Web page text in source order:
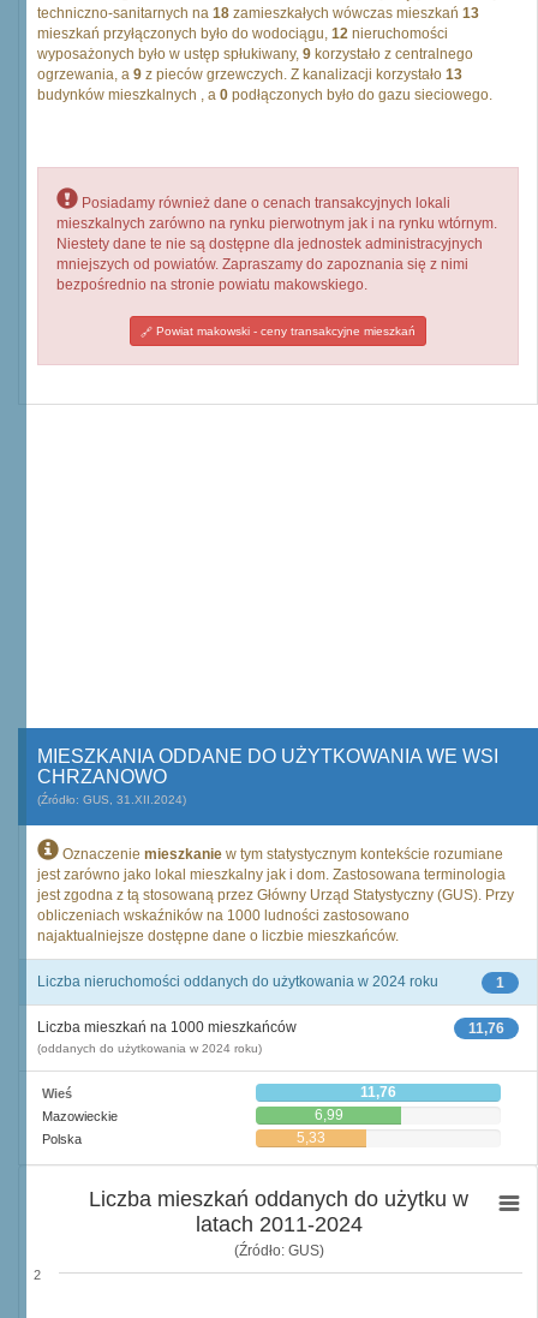
techniczno-sanitarnych na 18 zamieszkałych wówczas mieszkań 13
mieszkań przyłączonych było do wodociągu, 12 nieruchomości
wyposażonych było w ustęp spłukiwany, 9 korzystało z centralnego
ogrzewania, a 9 z pieców grzewczych. Z kanalizacji korzystało 13
budynków mieszkalnych , a 0 podłączonych było do gazu sieciowego.
Posiadamy również dane o cenach transakcyjnych lokali
mieszkalnych zarówno na rynku pierwotnym jak i na rynku wtórnym.
Niestety dane te nie są dostępne dla jednostek administracyjnych
mniejszych od powiatów. Zapraszamy do zapoznania się z nimi
bezpośrednio na stronie powiatu makowskiego.
Powiat makowski - ceny transakcyjne mieszkań
MIESZKANIA ODDANE DO UŻYTKOWANIA WE WSI
CHRZANOWO
(Źródło: GUS, 31.XII.2024)
Oznaczenie mieszkanie w tym statystycznym kontekście rozumiane
jest zarówno jako lokal mieszkalny jak i dom. Zastosowana terminologia
jest zgodna z tą stosowaną przez Główny Urząd Statystyczny (GUS). Przy
obliczeniach wskaźników na 1000 ludności zastosowano
najaktualniejsze dostępne dane o liczbie mieszkańców.
1
Liczba nieruchomości oddanych do użytkowania w 2024 roku
11,76
Liczba mieszkań na 1000 mieszkańców
(oddanych do użytkowania w 2024 roku)
Wieś 11,76
Mazowieckie 6,99
Polska 5,33
Liczba mieszkań oddanych do użytku w
latach 2011-2024
(Źródło: GUS)
2